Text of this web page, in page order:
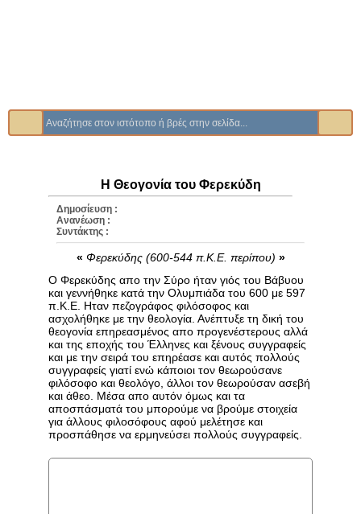
Η Θεογονία του Φερεκύδη
Δημοσίευση :
Ανανέωση :
Συντάκτης :
« Φερεκύδης (600-544 π.Κ.Ε. περίπου) »
Ο Φερεκύδης απο την Σύρο ήταν γιός του Βάβυου
και γεννήθηκε κατά την Ολυμπιάδα του 600 με 597
π.Κ.Ε. Ηταν πεζογράφος φιλόσοφος και
ασχολήθηκε με την θεολογία. Ανέπτυξε τη δική του
θεογονία επηρεασμένος απο προγενέστερους αλλά
και της εποχής του Έλληνες και ξένους συγγραφείς
και με την σειρά του επηρέασε και αυτός πολλούς
συγγραφείς γιατί ενώ κάποιοι τον θεωρούσανε
φιλόσοφο και θεολόγο, άλλοι τον θεωρούσαν ασεβή
και άθεο. Μέσα απο αυτόν όμως και τα
αποσπάσματά του μπορούμε να βρούμε στοιχεία
για άλλους φιλοσόφους αφού μελέτησε και
προσπάθησε να ερμηνεύσει πολλούς συγγραφείς.